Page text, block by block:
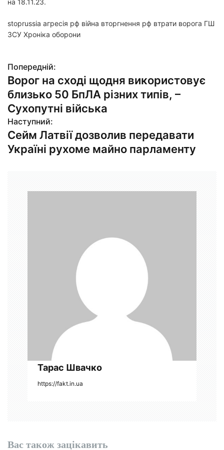
на 18.11.23.
stoprussia агресія рф війна вторгнення рф втрати ворога ГШ
ЗСУ Хроніка оборони
Н
а
в
і
г
Попередній:
Ворог на сході щодня використовує
близько 50 БпЛА різних типів, –
Сухопутні війська
Наступний:
Сейм Латвії дозволив передавати
Україні рухоме майно парламенту
Тарас Швачко
https://fakt.in.ua
Вас також зацікавить